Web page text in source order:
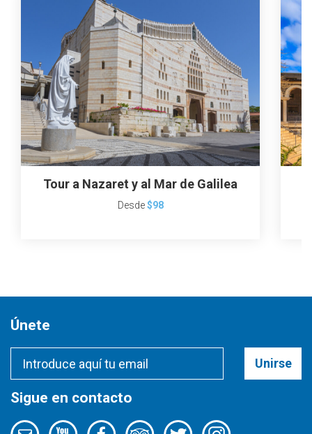
Tour a Nazaret y al Mar de Galilea
Desde$98
Únete
Unirse
Sigue en contacto